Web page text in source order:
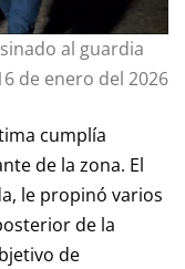
al guardia
de enero del 2026
cumplía
de la zona. El
le propinó varios
de la
de